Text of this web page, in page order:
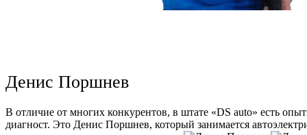
Денис Поршнев
В отличие от многих конкурентов, в штате «DS auto» есть
диагност. Это Денис Поршнев, который занимается